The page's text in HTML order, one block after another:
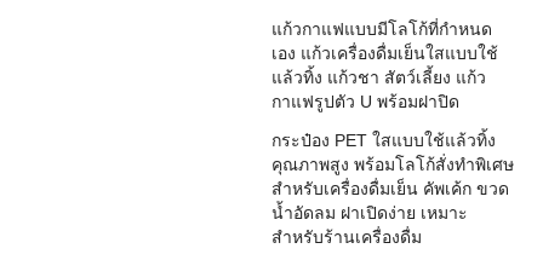
แก้วกาแฟแบบมีโลโก้ที่กำหนด
เอง แก้วเครื่องดื่มเย็นใสแบบใช้
แล้วทิ้ง แก้วชา สัตว์เลี้ยง แก้ว
กาแฟรูปตัว U พร้อมฝาปิด
กระป๋อง PET ใสแบบใช้แล้วทิ้ง
คุณภาพสูง พร้อมโลโก้สั่งทำพิเศษ
สำหรับเครื่องดื่มเย็น คัพเค้ก ขวด
น้ำอัดลม ฝาเปิดง่าย เหมาะ
สำหรับร้านเครื่องดื่ม